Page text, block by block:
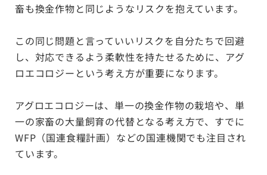
畜も換金作物と同じようなリスクを抱えています。
この同じ問題と言っていいリスクを自分たちで回避
し、対応できるよう柔軟性を持たせるために、アグ
ロエコロジーという考え方が重要になります。
アグロエコロジーは、単一の換金作物の栽培や、単
一の家畜の大量飼育の代替となる考え方で、すでに
WFP（国連食糧計画）などの国連機関でも注目され
ています。